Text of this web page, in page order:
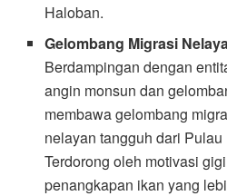
Haloban.
Gelombang Migrasi
Berdampingan dengan
angin monsun dan
membawa gelombang
nelayan tangguh dari
Terdorong oleh motivasi
penangkapan ikan yang